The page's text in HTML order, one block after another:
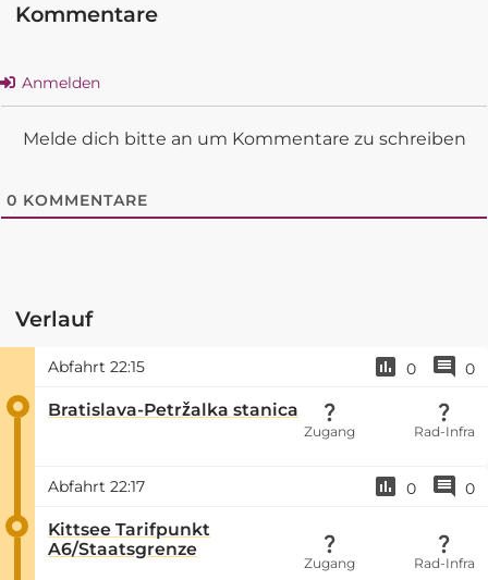
Kommentare
Anmelden
Melde dich bitte an um Kommentare zu schreiben
0 KOMMENTARE
Verlauf
Abfahrt 22:15 0 0
Bratislava-Petržalka stanica
Zugang Rad-Infra
Abfahrt 22:17 0 0
Kittsee Tarifpunkt
A6/Staatsgrenze
Zugang Rad-Infra